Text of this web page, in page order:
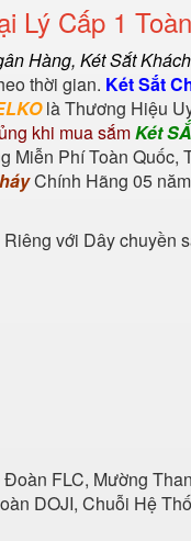
Lý Cấp 1
Hàng, Két Sắt
thời gian. Két Sắt
là Thương Hiệu
khi mua sắmKét
Phí Toàn Quốc,
Chính Hãng 05
với Dây chuyền
FLC, Mường
DOJI, Chuỗi Hệ